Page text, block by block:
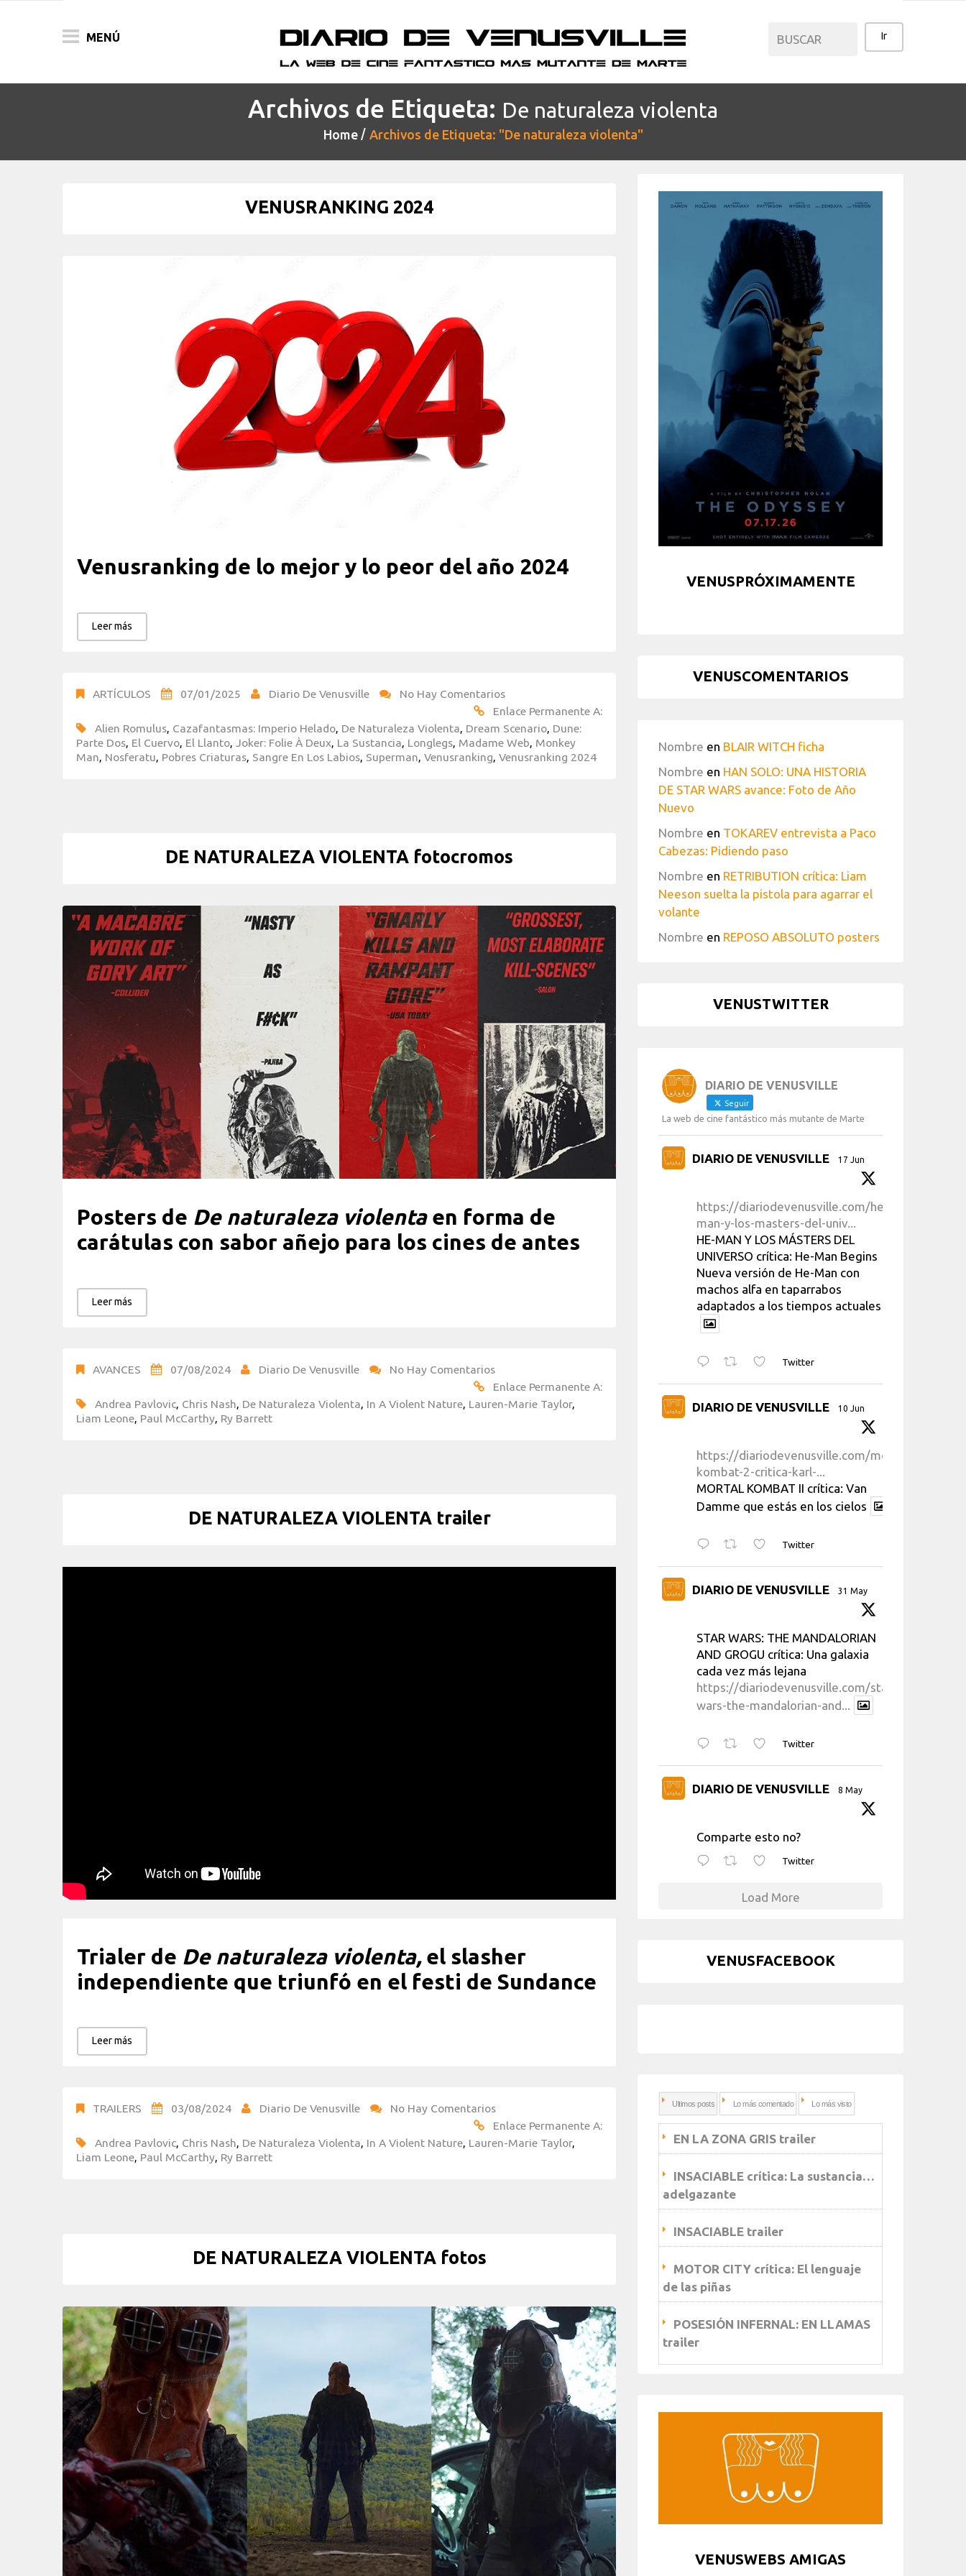
MENÚ
Archivos de Etiqueta: De naturaleza violenta
Home Archivos de Etiqueta: "De naturaleza violenta"
VENUSRANKING 2024
Venusranking de lo mejor y lo peor del año 2024
Leer más
ARTÍCULOS 07/01/2025 Diario De Venusville
No Hay Comentarios
Enlace Permanente A:
Alien Romulus, Cazafantasmas: Imperio Helado, De Naturaleza Violenta, Dream Scenario, Dune:
Parte Dos, El Cuervo, El Llanto, Joker: Folie À Deux, La Sustancia, Longlegs, Madame Web, Monkey
Man, Nosferatu, Pobres Criaturas, Sangre En Los Labios, Superman, Venusranking, Venusranking 2024
DE NATURALEZA VIOLENTA fotocromos
Posters de De naturaleza violentaen forma de
carátulas con sabor añejo para los cines de antes
Leer más
AVANCES 07/08/2024 Diario De Venusville
No Hay Comentarios
Enlace Permanente A:
Andrea Pavlovic, Chris Nash, De Naturaleza Violenta, In A Violent Nature, Lauren-Marie Taylor,
Liam Leone, Paul McCarthy, Ry Barrett
DE NATURALEZA VIOLENTA trailer
Trialer de De naturaleza violenta, el slasher
independiente que triunfó en el festi de Sundance
Leer más
TRAILERS 03/08/2024 Diario De Venusville
No Hay Comentarios
Enlace Permanente A:
Andrea Pavlovic, Chris Nash, De Naturaleza Violenta, In A Violent Nature, Lauren-Marie Taylor,
Liam Leone, Paul McCarthy, Ry Barrett
DE NATURALEZA VIOLENTA fotos
VENUSPRÓXIMAMENTE
VENUSCOMENTARIOS
Nombre en BLAIR WITCH ficha
Nombre en HAN SOLO: UNA HISTORIA
DE STAR WARS avance: Foto de Año
Nuevo
Nombre en TOKAREV entrevista a Paco
Cabezas: Pidiendo paso
Nombre en RETRIBUTION crítica: Liam
Neeson suelta la pistola para agarrar el
volante
Nombre en REPOSO ABSOLUTO posters
VENUSTWITTER
DIARIO DE VENUSVILLE
Seguir
La web de cine fantástico más mutante de Marte
DIARIO DE VENUSVILLE 17 Jun
https://diariodevenusville.com/he-
man-y-los-masters-del-univ...
HE-MAN Y LOS MÁSTERS DEL
UNIVERSO crítica: He-Man Begins
Nueva versión de He-Man con
machos alfa en taparrabos
adaptados a los tiempos actuales
Twitter
DIARIO DE VENUSVILLE 10 Jun
https://diariodevenusville.com/mortal-
kombat-2-critica-karl-...
MORTAL KOMBAT II crítica: Van
Damme que estás en los cielos
Twitter
DIARIO DE VENUSVILLE 31 May
STAR WARS: THE MANDALORIAN
AND GROGU crítica: Una galaxia
cada vez más lejana
https://diariodevenusville.com/star-
wars-the-mandalorian-and...
Twitter
DIARIO DE VENUSVILLE 8 May
Comparte esto no?
Twitter
Load More
VENUSFACEBOOK
Ultimos posts Lo más comentado Lo más visto
EN LA ZONA GRIS trailer
INSACIABLE crítica: La sustancia…
adelgazante
INSACIABLE trailer
MOTOR CITY crítica: El lenguaje
de las piñas
POSESIÓN INFERNAL: EN LLAMAS
trailer
VENUSWEBS AMIGAS
CATEGORÍAS